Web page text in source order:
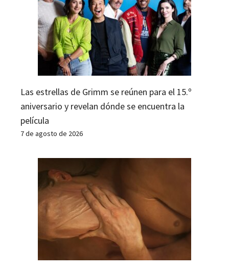
Las estrellas de Grimm se reúnen para el 15.º
aniversario y revelan dónde se encuentra la
película
7 de agosto de 2026